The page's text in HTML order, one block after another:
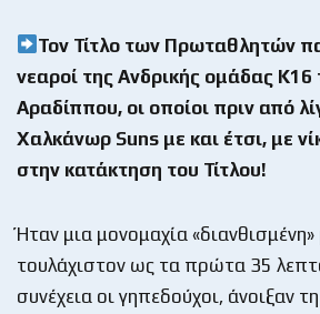
Τον Τίτλο των Πρωταθλητών
νεαροί της Ανδρικής ομάδας Κ16
Αραδίππου, οι οποίοι πριν από
Χαλκάνωρ Suns με και έτσι, με
στην κατάκτηση του Τίτλου!
Ήταν μια μονομαχία
τουλάχιστον ως τα πρώτα 35
συνέχεια οι γηπεδούχοι, άνοιξαν